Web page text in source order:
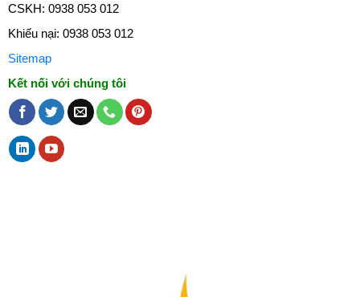
CSKH: 0938 053 012
Khiếu nại: 0938 053 012
Sitemap
Kết nối với chúng tôi